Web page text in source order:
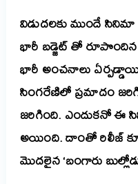
విడుదలకు ముందే
భారీ బడ్జెట్ తో రూపొందిన
భారీ అంచనాలు
సింగరేణిలో ప్రమాదం
జరిగింది. ఎందుకనో ఈ
అయింది. దాంతో రిలీజ్
మొదలైన ‘బంగారు